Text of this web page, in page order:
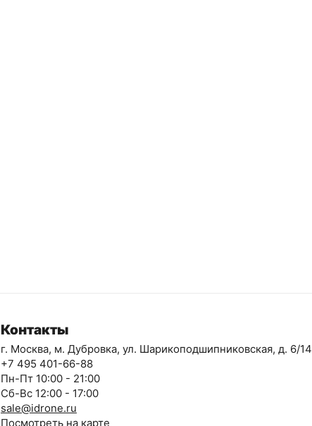
Контакты
г. Москва, м. Дубровка, ул. Шарикоподшипниковская, д. 6/14
+7 495 401-66-88
Пн-Пт 10:00 - 21:00
Сб-Вс 12:00 - 17:00
sale@idrone.ru
Посмотреть на карте